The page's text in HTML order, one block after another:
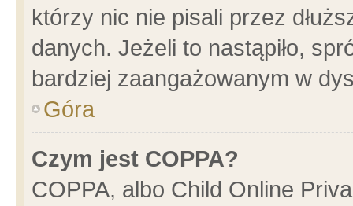
którzy nic nie pisali przez
danych. Jeżeli to nastąpiło,
bardziej zaangażowanym w
Góra
Czym jest COPPA?
COPPA, albo Child Online